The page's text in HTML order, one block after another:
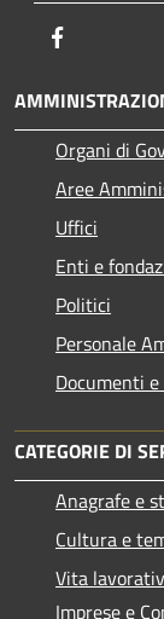
Organi di
Aree
Uffici
Enti e
Politici
Personale
Documenti
CATEGORIE DI
Anagrafe e
Cultura e
Vita
Imprese e